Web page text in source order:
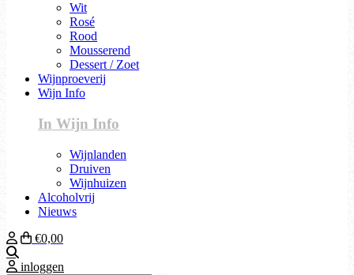
Wit
Rosé
Rood
Mousserend
Dessert / Zoet
Wijnproeverij
Wijn Info
In Wijn Info
Wijnlanden
Druiven
Wijnhuizen
Alcoholvrij
Nieuws
€0,00
inloggen